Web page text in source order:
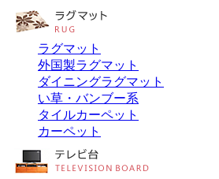
ラグマット
外国製ラグマット
ダイニングラグマット
い草・バンブー系
タイルカーペット
カーペット